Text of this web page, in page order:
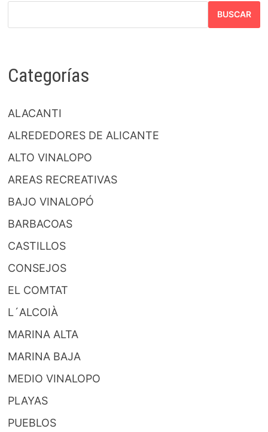
BUSCAR
Categorías
ALACANTI
ALREDEDORES DE ALICANTE
ALTO VINALOPO
AREAS RECREATIVAS
BAJO VINALOPÓ
BARBACOAS
CASTILLOS
CONSEJOS
EL COMTAT
L´ALCOIÀ
MARINA ALTA
MARINA BAJA
MEDIO VINALOPO
PLAYAS
PUEBLOS